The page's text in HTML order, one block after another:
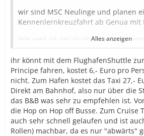
wir sind MSC Neulinge und planen
Kennenlernkreuzfahrt ab Genua mit
Wie weit ist der Flughafen Genua
entfernt?
Habt ihr eine Hotelempfehlung in
eventuelle Vorübernachtung?
Dabke im Vorraus.
VG
Alles anzeigen
ihr könnt mit dem FlughafenShuttle
Principe fahren, kostet 6,- Euro pro
nicht. Zum Hafen kostet das Taxi 27,-
Direkt am Bahnhof, also nur über die
das B&B was sehr zu empfehlen ist.
die Hop on Hop off Busse. Zum Cruise
auch sehr schnell gelaufen und ist
Rollen) machbar, da es nur "abwärts"